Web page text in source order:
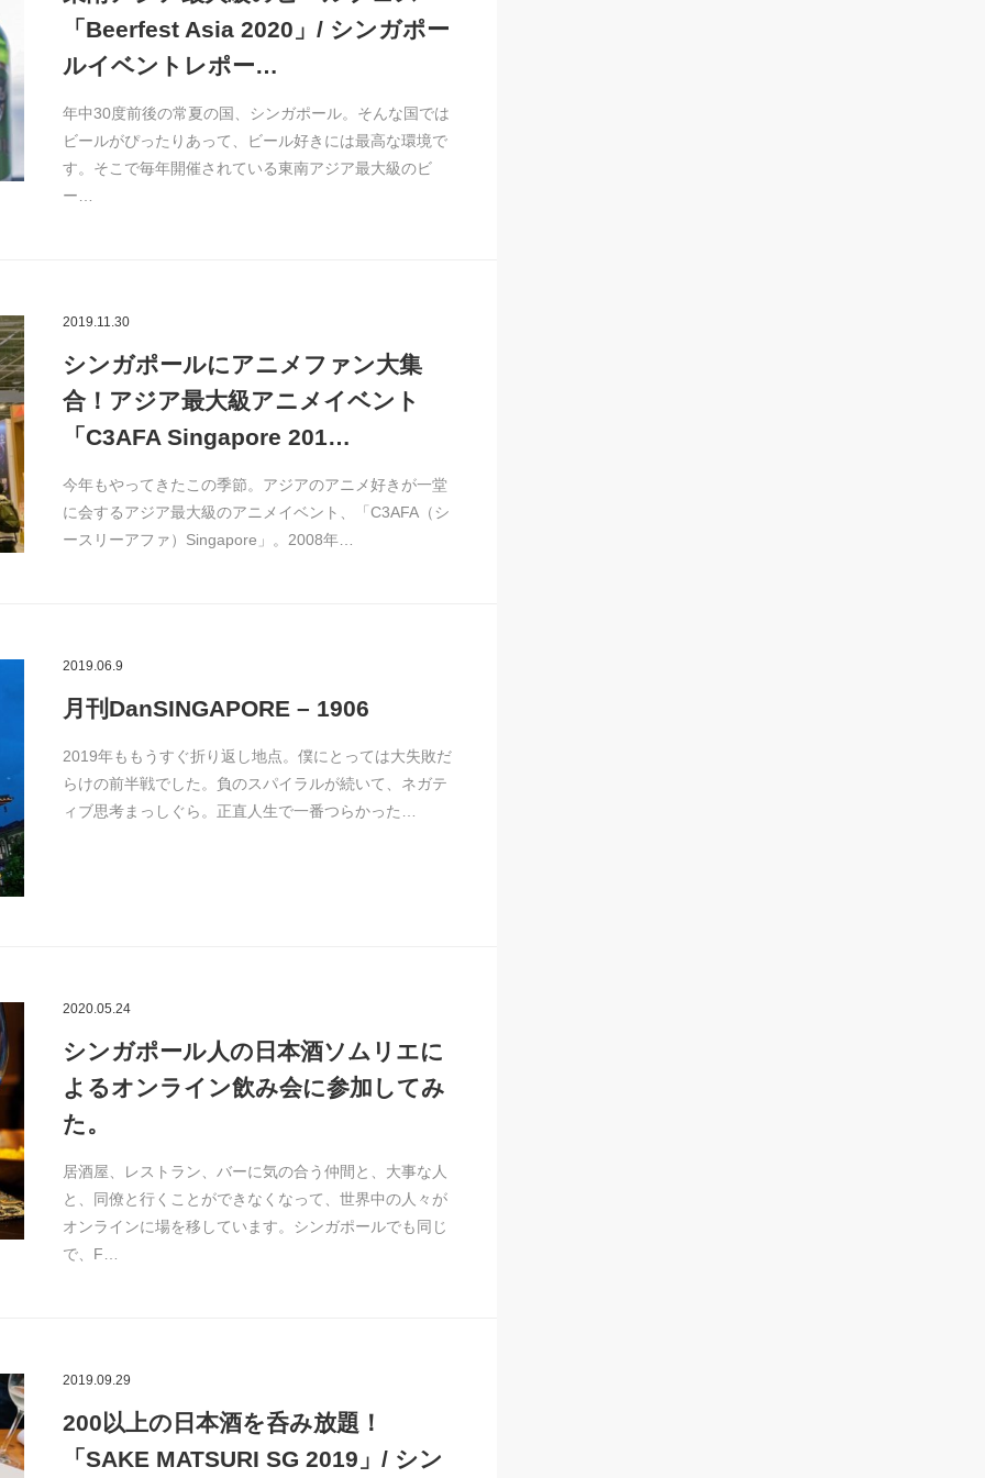
「Beerfest Asia 2020」/ シンガポー
ルイベントレポー…
年中30度前後の常夏の国、シンガポール。そんな国では
ビールがぴったりあって、ビール好きには最高な環境で
す。そこで毎年開催されている東南アジア最大級のビ
ー…
2019.11.30
シンガポールにアニメファン大集
合！アジア最大級アニメイベント
「C3AFA Singapore 201…
今年もやってきたこの季節。アジアのアニメ好きが一堂
に会するアジア最大級のアニメイベント、「C3AFA（シ
ースリーアファ）Singapore」。2008年…
2019.06.9
月刊DanSINGAPORE – 1906
2019年ももうすぐ折り返し地点。僕にとっては大失敗だ
らけの前半戦でした。負のスパイラルが続いて、ネガテ
ィブ思考まっしぐら。正直人生で一番つらかった…
2020.05.24
シンガポール人の日本酒ソムリエに
よるオンライン飲み会に参加してみ
た。
居酒屋、レストラン、バーに気の合う仲間と、大事な人
と、同僚と行くことができなくなって、世界中の人々が
オンラインに場を移しています。シンガポールでも同じ
で、F…
2019.09.29
200以上の日本酒を呑み放題！
「SAKE MATSURI SG 2019」/ シン